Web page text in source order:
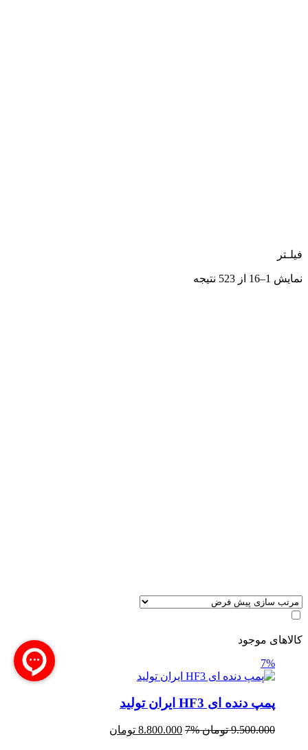
فیلـتر
نمایش 1–16 از 523 نتیجه
کالاهای موجود
7%
پمپ دنده ای HF3 ایران تولید
9.500.000 تومان 7%
8.800.000 تومان